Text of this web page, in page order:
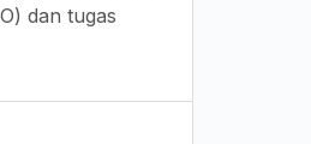
dan tugas